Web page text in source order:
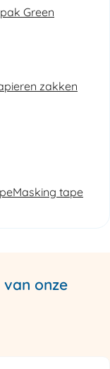
Green
zakken
Masking tape
onze